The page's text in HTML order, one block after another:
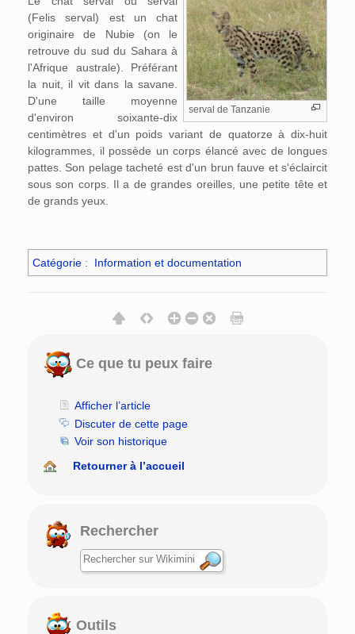
serval de Tanzanie
(Felis serval) est un chat
originaire de Nubie (on le
retrouve du sud du Sahara à
l'Afrique australe). Préférant
la nuit, il vit dans la savane.
D'une taille moyenne
d'environ soixante-dix
centimètres et d'un poids variant de quatorze à dix-huit
kilogrammes, il possède un corps élancé avec de longues
pattes. Son pelage tacheté est d'un brun fauve et s'éclaircit
sous son corps. Il a de grandes oreilles, une petite tête et
de grands yeux.
Catégorie : Information et documentation
Ce que tu peux faire
Afficher l’article
Discuter de cette page
Voir son historique
Retourner à l’accueil
Rechercher
Outils